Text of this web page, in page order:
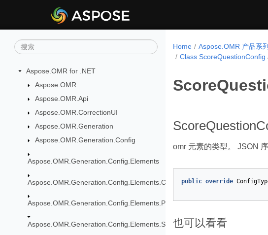
Aspose.OMR for .NET
Aspose.OMR
Aspose.OMR.Api
Aspose.OMR.CorrectionUI
Aspose.OMR.Generation
Aspose.OMR.Generation.Config
Aspose.OMR.Generation.Config.Elements
Aspose.OMR.Generation.Config.Elements.CustomAnswerSheet
Aspose.OMR.Generation.Config.Elements.Parents
Aspose.OMR.Generation.Config.Elements.ScoreGroup
Home Aspose.OMR 产品系列
Class ScoreQuestionConfig
omr 元素的类型。 JSON
public override
也可以看看